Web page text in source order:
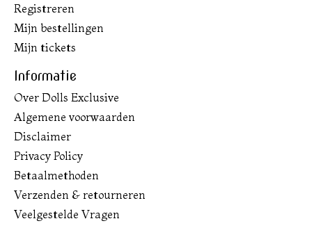
Registreren
Mijn bestellingen
Mijn tickets
Informatie
Over Dolls Exclusive
Algemene voorwaarden
Disclaimer
Privacy Policy
Betaalmethoden
Verzenden & retourneren
Veelgestelde Vragen